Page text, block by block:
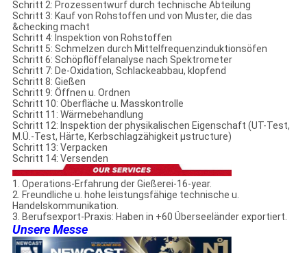
Schritt 2: Prozessentwurf durch technische Abteilung
Schritt 3: Kauf von Rohstoffen und von Muster, die das
&checking macht
Schritt 4: Inspektion von Rohstoffen
Schritt 5: Schmelzen durch Mittelfrequenzinduktionsöfen
Schritt 6: Schöpflöffelanalyse nach Spektrometer
Schritt 7: De-Oxidation, Schlackeabbau, klopfend
Schritt 8: Gießen
Schritt 9: Öffnen u. Ordnen
Schritt 10: Oberfläche u. Masskontrolle
Schritt 11: Wärmebehandlung
Schritt 12: Inspektion der physikalischen Eigenschaft (UT-Test,
M.Ü.-Test, Härte, Kerbschlagzähigkeit µstructure)
Schritt 13: Verpacken
Schritt 14: Versenden
1. Operations-Erfahrung der Gießerei-16-year.
2. Freundliche u. hohe leistungsfähige technische u.
Handelskommunikation.
3. Berufsexport-Praxis: Haben in +60 Überseeländer exportiert.
Unsere Messe